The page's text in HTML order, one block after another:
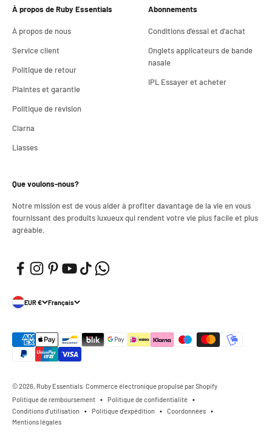
À propos de Ruby Essentials
À propos de nous
Service client
Politique de retour
Plaintes et garantie
Politique de révision
Clarna
Liasses
Abonnements
Conditions d'essai et d'achat
Onglets applicateurs de bande
nasale
IPL Essayer et acheter
Que voulons-nous?
Notre mission est de vous aider à profiter davantage de la vie en vous
fournissant des produits luxueux qui rendent votre vie plus facile et plus
agréable.
EUR € Français
© 2026, Ruby Essentials. Commerce électronique propulsé par Shopify
Politique de remboursement
Politique de confidentialité
Conditions d’utilisation
Politique d’expédition
Coordonnées
Mentions légales